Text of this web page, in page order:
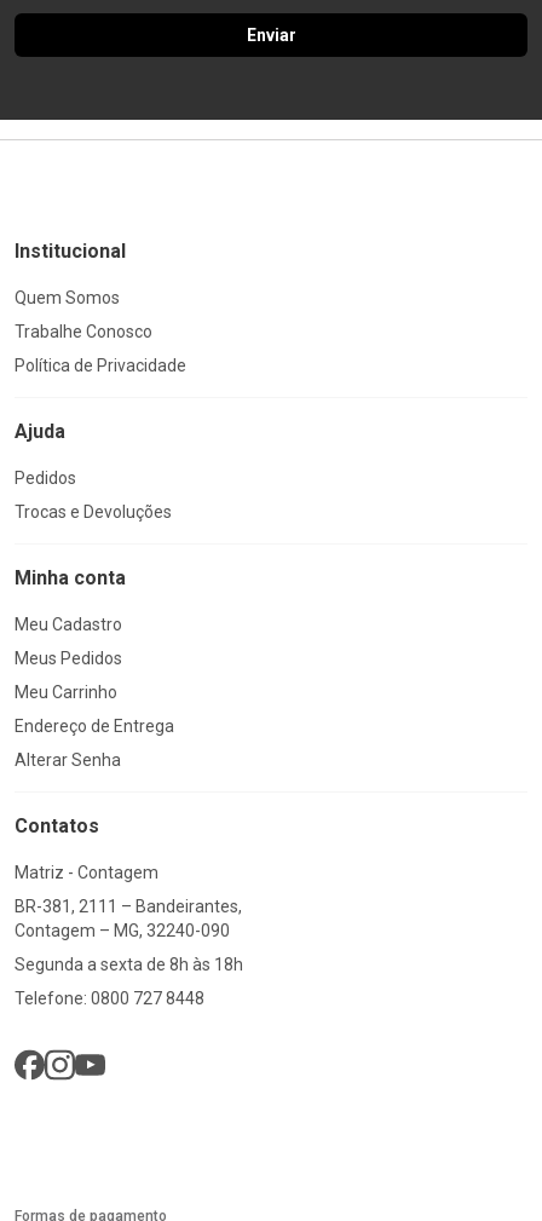
Enviar
Institucional
Quem Somos
Trabalhe Conosco
Política de Privacidade
Ajuda
Pedidos
Trocas e Devoluções
Minha conta
Meu Cadastro
Meus Pedidos
Meu Carrinho
Endereço de Entrega
Alterar Senha
Contatos
Matriz - Contagem
BR-381, 2111 – Bandeirantes,
Contagem – MG, 32240-090
Segunda a sexta de 8h às 18h
Telefone: 0800 727 8448
Formas de pagamento